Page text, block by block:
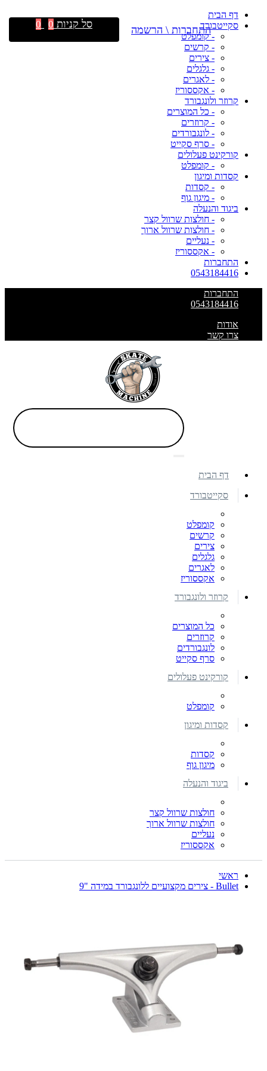
דף הבית
סקייטבורד
- קומפלט
- קרשים
- צירים
- גלגלים
- לאגרים
- אקססוריז
קרוזר ולונגבורד
- כל המוצרים
- קרוזרים
- לונגבורדים
- סרף סקייט
קורקינט פעלולים
- קומפלט
קסדות ומיגון
- קסדות
- מיגון גוף
ביגוד והנעלה
- חולצות שרוול קצר
- חולצות שרוול ארוך
- נעליים
- אקססוריז
התחברות
0543184416
התחברות
0543184416
אודות
צרו קשר
התחברות \ הרשמה סל קניות 0
0
דף הבית
סקייטבורד
קומפלט
קרשים
צירים
גלגלים
לאגרים
אקססוריז
קרוזר ולונגבורד
כל המוצרים
קרוזרים
לונגבורדים
סרף סקייט
קורקינט פעלולים
קומפלט
קסדות ומיגון
קסדות
מיגון גוף
ביגוד והנעלה
חולצות שרוול קצר
חולצות שרוול ארוך
נעליים
אקססוריז
ראשי
Bullet - צירים מקצועיים ללונגבורד במידה "9